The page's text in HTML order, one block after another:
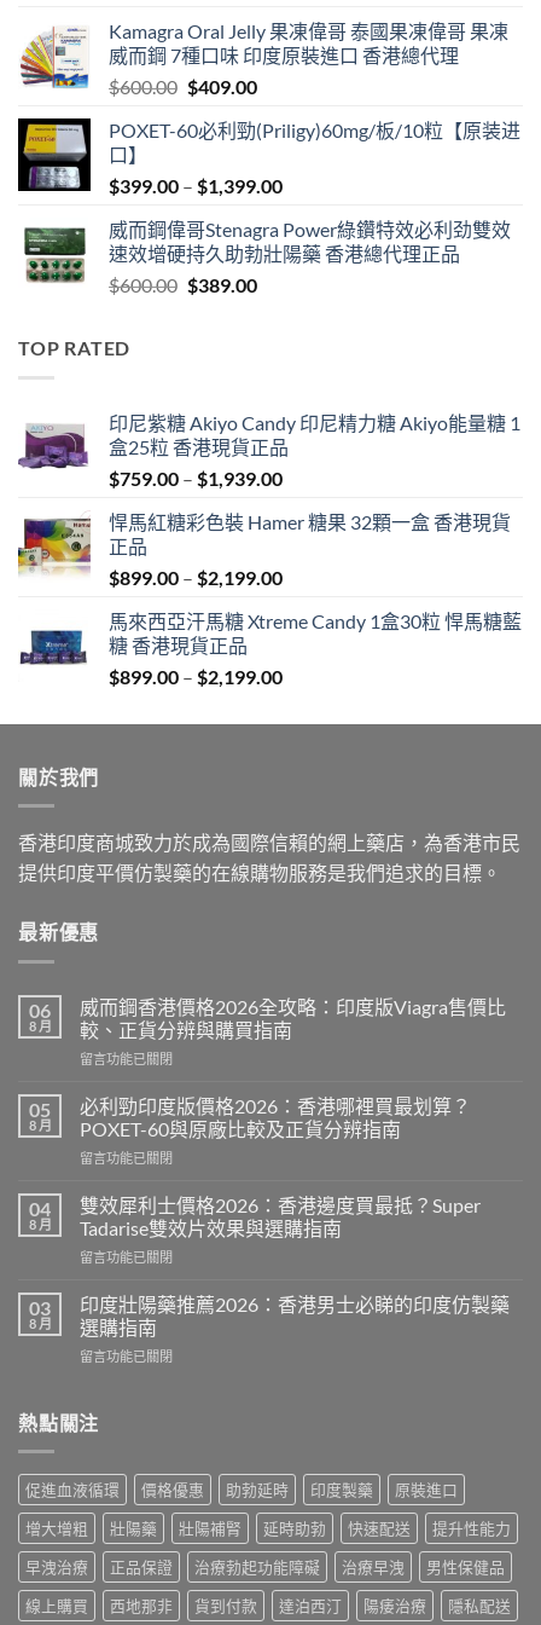
was:
$599.00.
is:
$399.00.
Kamagra Oral Jelly 果凍偉哥 泰國果凍偉哥 果凍
威而鋼 7種口味 印度原裝進口 香港總代理
$600.00 Original
was:
$409.00Current
is:
POXET-60必利勁(Priligy)60mg/板/10粒【原装进
口】
$399.00 – $1,399.00Price
$399.00
through
威而鋼偉哥Stenagra Power綠鑽特效必利劲雙效
速效增硬持久助勃壯陽藥 香港總代理正品
$600.00 Original
$389.00Current
TOP RATED
印尼紫糖 Akiyo Candy 印尼精力糖 Akiyo能量糖 1
盒25粒 香港現貨正品
$759.00 – $1,939.00Price
$759.00
$1,939.00
悍馬紅糖彩色裝 Hamer 糖果 32顆一盒 香港現貨
正品
$899.00 – $2,199.00Price
$899.00
$2,199.00
馬來西亞汗馬糖 Xtreme Candy 1盒30粒 悍馬糖藍
糖 香港現貨正品
$899.00 – $2,199.00Price
$899.00
關於我們
香港印度商城致力於成為國際信賴的網上藥店，為香港市民
提供印度平價仿製藥的在線購物服務是我們追求的目標。
最新優惠
06
8 月
威而鋼香港價格2026全攻略：印度版Viagra售價比
較、正貨分辨與購買指南
在
而
鋼
香
港
格
2026
攻
印
度
Viagra
比
貨
分
辨
與
購
買
指
留言功能已關閉
05
8 月
必利勁印度版價格2026：香港哪裡買最划算？
POXET-60與原廠比較及正貨分辨指南
在
利
勁
印
度
價
格
2026：
香
裡
划
算？
POXET-
60
與
原
廠
留言功能已關閉
04
8 月
雙效犀利士價格2026：香港邊度買最抵？Super
Tadarise雙效片效果與選購指南
在
效
犀
利
士
2026：
邊
度
買
最
抵？
Super
Tadarise
留言功能已關閉
03
8 月
印度壯陽藥推薦2026：香港男士必睇的印度仿製藥
選購指南
在
壯
陽
推
薦
2026：
香
港
男
士
必
留言功能已關閉
熱點關注
促進血液循環 價格優惠 助勃延時 印度製藥
原裝進口
增大增粗
壯陽藥 壯陽補腎 延時助勃 快速配送
提升性能力
早洩治療
正品保證 治療勃起功能障礙 治療早洩
男性保健品
線上購買
西地那非 貨到付款 達泊西汀 陽痿治療 隱私配送